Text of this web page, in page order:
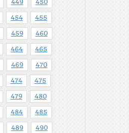
449 450
454 455
459 460
464 465
469 470
474 475
479 480
484 485
489 490